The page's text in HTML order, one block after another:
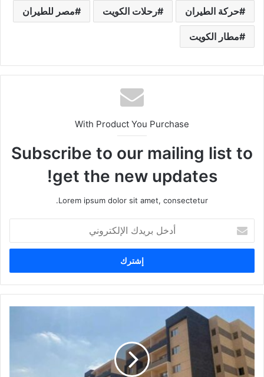
حركة الطيران رحلات الكويت مصر للطيران
مطار الكويت
With Product You Purchase
Subscribe to our mailing list to
get the new updates!
Lorem ipsum dolor sit amet, consectetur.
خ
ب
ر
ك
ا
إ